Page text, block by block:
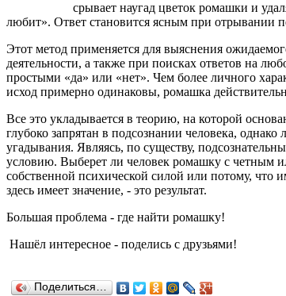
срывает наугад цветок ромашки и
любит». Ответ становится ясным при отрывании
Этот метод применяется для выяснения
деятельности, а также при поисках ответов на
простыми «да» или «нет». Чем более личного
исход примерно одинаковы, ромашка
Все это укладывается в теорию, на которой
глубоко запрятан в подсознании человека,
угадывания. Являясь, по существу,
условию. Выберет ли человек ромашку с четным
собственной психической силой или потому, что
здесь имеет значение, - это результат.
Большая проблема - где найти ромашку!
Нашёл интересное - поделись с друзьями!
Поделиться…